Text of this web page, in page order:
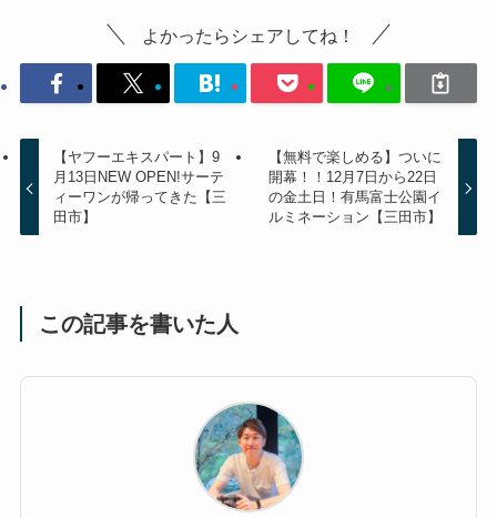
よかったらシェアしてね！
【ヤフーエキスパート】9
月13日NEW OPEN!サーテ
ィーワンが帰ってきた【三
田市】
【無料で楽しめる】ついに
開幕！！12月7日から22日
の金土日！有馬富士公園イ
ルミネーション【三田市】
この記事を書いた人